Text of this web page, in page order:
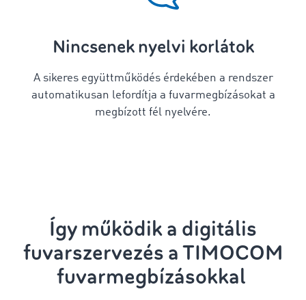
Nincsenek nyelvi korlátok
A sikeres együttműködés érdekében a rendszer
automatikusan lefordítja a fuvarmegbízásokat a
megbízott fél nyelvére.
Így működik a digitális
fuvarszervezés a TIMOCOM
fuvarmegbízásokkal